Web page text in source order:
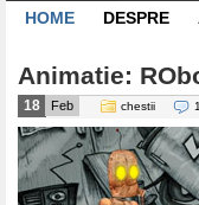
HOME DESPRE
Animatie:
18 Feb chestii